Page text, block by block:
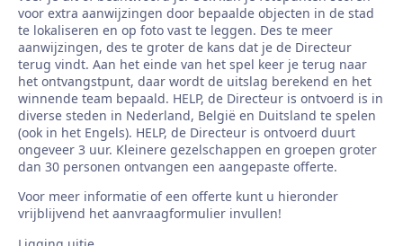
voor extra aanwijzingen door bepaalde objecten in de stad
te lokaliseren en op foto vast te leggen. Des te meer
aanwijzingen, des te groter de kans dat je de Directeur
terug vindt. Aan het einde van het spel keer je terug naar
het ontvangstpunt, daar wordt de uitslag berekend en het
winnende team bepaald. HELP, de Directeur is ontvoerd is in
diverse steden in Nederland, België en Duitsland te spelen
(ook in het Engels). HELP, de Directeur is ontvoerd duurt
ongeveer 3 uur. Kleinere gezelschappen en groepen groter
dan 30 personen ontvangen een aangepaste offerte.
Voor meer informatie of een offerte kunt u hieronder
vrijblijvend het aanvraagformulier invullen!